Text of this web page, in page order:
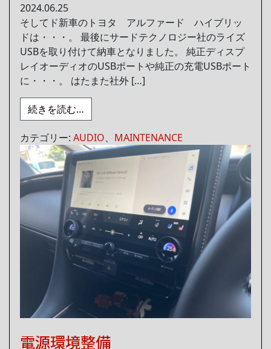
2024.06.25
そしてド新車のトヨタ アルファード ハイブリッ
ドは・・・。 最後にサードテクノロジー社のライズ
USBを取り付けて納車となりました。 純正ディスプ
レイオーディオのUSBポートや純正の充電USBポート
に・・・。 はたまた社外 […]
続きを読む…
カテゴリー: AUDIO、 MAINTENANCE
電源環境整備